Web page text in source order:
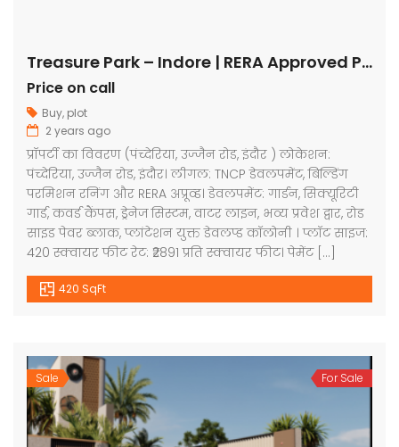
Treasure Park – Indore | RERA Approved Plots
Price on call
Buy, plot
2 years ago
प्रॉपर्टी का विवरण (पंच्देरिया, उज्जैन रोड, इंदौर ) लोकेशन:
पंच्देरिया, उज्जैन रोड, इंदौर। लीगल: TNCP डेवलपमेंट, बिल्डिंग
परमिशन रनिंग और RERA अप्रूव्ड। डेवलपमेंट: गार्डन, सिक्यूरिटी
गार्ड, कवर्ड कैंपस, ड्रेनेज सिस्टम, वाटर लाइन, भव्य प्रवेश द्वार, रोड
साइड पेवर ब्लाक, प्लांटेशन युक्त डेवलप्ड कॉलोनी । प्लॉट साइज:
420 स्क्वायर फीट रेट: ₹2891 प्रति स्क्वायर फीट। पेमेंट […]
420 SqFt
Sale For Sale